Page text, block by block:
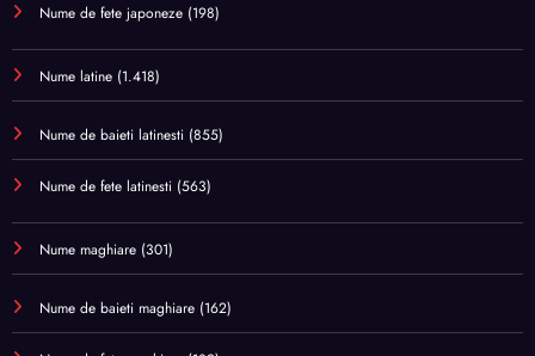
Nume de fete japoneze (198)
Nume latine (1.418)
Nume de baieti latinesti (855)
Nume de fete latinesti (563)
Nume maghiare (301)
Nume de baieti maghiare (162)